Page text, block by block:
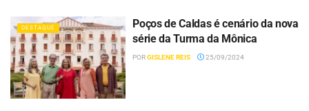
DESTAQUE
Poços de Caldas é cenário da nova
série da Turma da Mônica
PORGISLENE REIS 25/09/2024